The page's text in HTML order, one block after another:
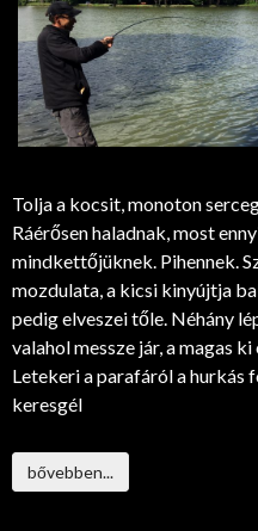
Tolja a kocsit, monoton
Ráérősen haladnak, most
mindkettőjüknek. Pihennek.
mozdulata, a kicsi kinyújtja
pedig elveszei tőle. Néhány
valahol messze jár, a magas
Letekeri a parafáról a
keresgél
bővebben...